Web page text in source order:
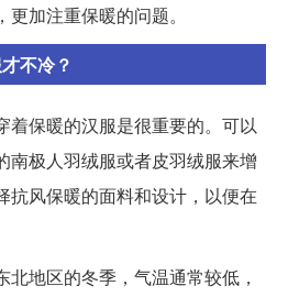
加注重保暖的问题。
不冷？
着保暖的汉服是很重要的。可以
南极人羽绒服或者皮羽绒服来增
抗风保暖的面料和设计，以便在
地区的冬季，气温通常较低，